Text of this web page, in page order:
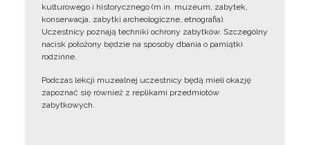
kulturowego i historycznego (m.in. muzeum, zabytek,
konserwacja, zabytki archeologiczne, etnografia).
Uczestnicy poznają techniki ochrony zabytków. Szczególny
nacisk położony będzie na sposoby dbania o pamiątki
rodzinne.
Podczas lekcji muzealnej uczestnicy będą mieli okazję
zapoznać się również z replikami przedmiotów
zabytkowych.